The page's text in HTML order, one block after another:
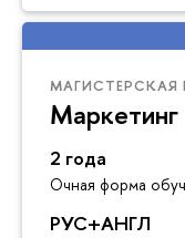
МАГИСТЕРСКАЯ
Маркетинг
2 года
Очная форма
РУС+АНГЛ